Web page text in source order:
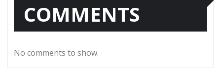
COMMENTS
No comments to show.